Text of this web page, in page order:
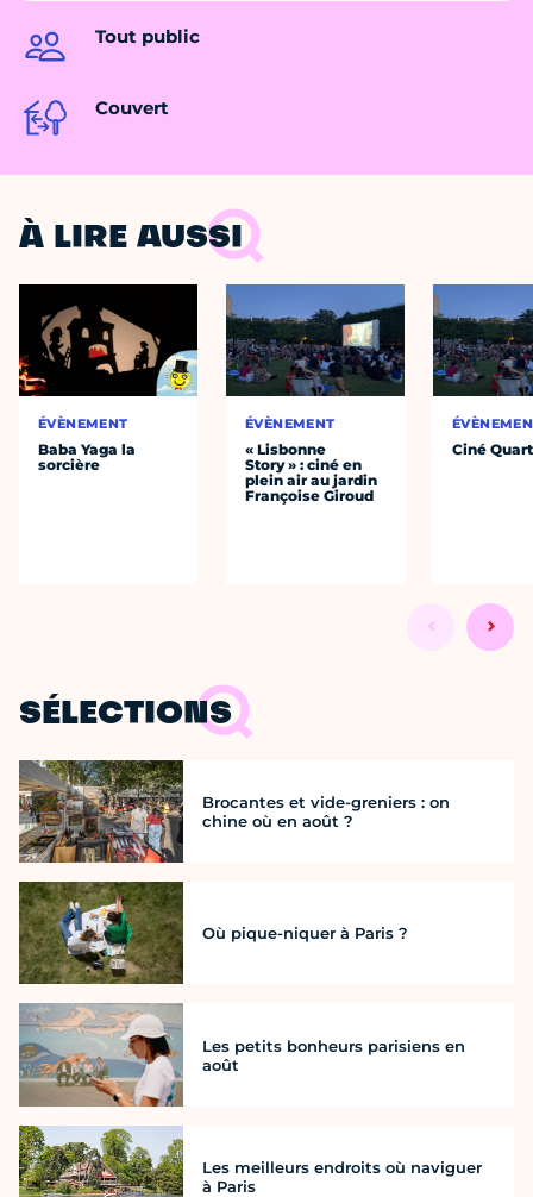
Tout public
Couvert
À LIRE AUSSI
ÉVÈNEMENT
Baba Yaga la
sorcière
ÉVÈNEMENT
« Lisbonne
Story » : ciné en
plein air au jardin
Françoise Giroud
Ciné
SÉLECTIONS
Brocantes et vide-greniers : on
chine où en août ?
Où pique-niquer à Paris ?
Les petits bonheurs parisiens en
août
Les meilleurs endroits où naviguer
à Paris